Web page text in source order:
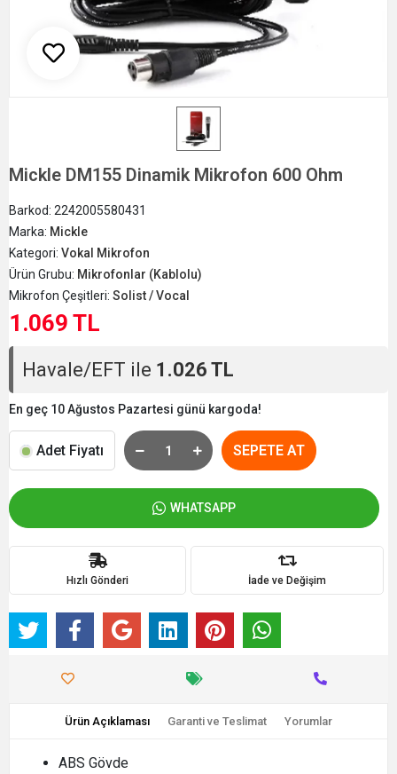
Mickle DM155 Dinamik Mikrofon 600 Ohm
Barkod: 2242005580431
Marka: Mickle
Kategori: Vokal Mikrofon
Ürün Grubu: Mikrofonlar (Kablolu)
Mikrofon Çeşitleri: Solist / Vocal
1.069 TL
Havale/EFT ile 1.026 TL
En geç 10 Ağustos Pazartesi günü kargoda!
Adet Fiyatı SEPETE AT
WHATSAPP
Hızlı Gönderi İade ve Değişim
Ürün Açıklaması Garanti ve Teslimat Yorumlar
ABS Gövde